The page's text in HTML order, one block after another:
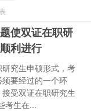
使双证在职研
利进行
究生申硕形式，考
要经过的一个环
受双证在职研究生
考生在...